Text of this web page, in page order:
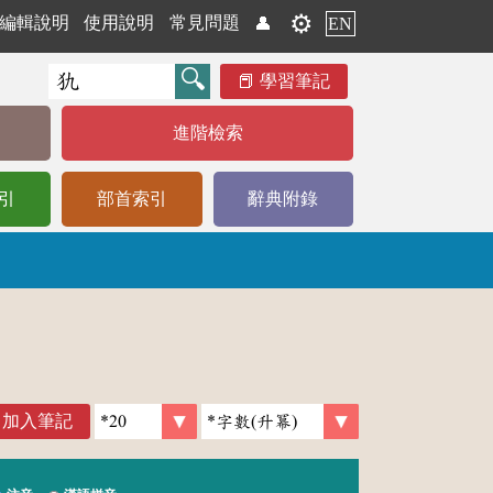
編輯說明 使用說明 常見問題 👤 ⚙️ EN
學習筆記
進階檢索
部首索引 辭典附錄
加入筆記